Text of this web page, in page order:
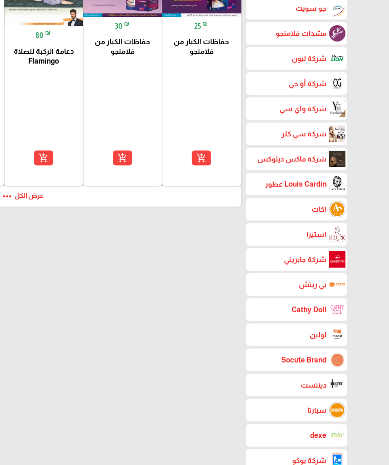
جو سويت
مشدات فلامنجو
شركة ليون
شركة أو جي
شركة واي سي
شركة سي كلر
شركة ماكس ديلوكس
Louis Cardin عطور
اكات
استيرا
شركة جابريني
بي ريتش
Cathy Doll
لولين
Socute Brand
دينتست
سبارتا
dexe
شركة يوكو
25 ₪
حفاظات الكبار من
فلامنجو
add_shopping_cart
30 ₪
حفاظات الكبار من
فلامنجو
add_shopping_cart
80 ₪
دعامة الركبة للصلاة
Flamingo
add_shopping_cart
عرض الكل more_horiz